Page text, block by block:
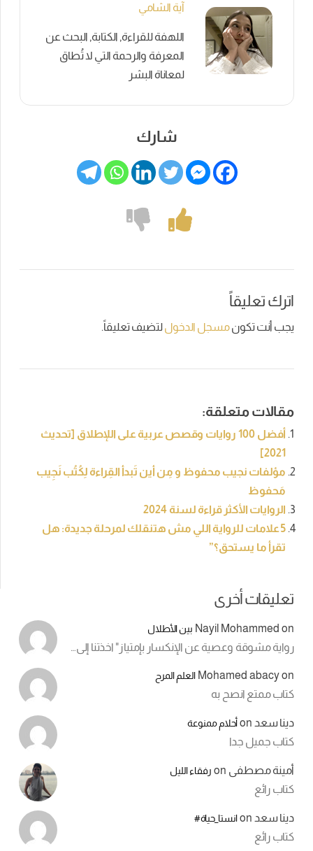
آية الشامي
اللهفة للقراءة, الكتابة, البحث عن
المعرفة والرحمة التي لا تُطاق
لمعاناة البشر
شارك
اترك تعليقاً
يجب أنت تكونمسجل الدخوللتضيف تعليقاً.
مقالات متعلقة:
أفضل 100 روايات وقصص عربية على اللإطلاق [تحديث
2021]
مؤلفات نجيب محفوظ و مِن أين تَبدأ القِراءة لِكُتُب نَجِيب
مَحفوظ
الروايات الأكثر قراءة لسنة 2024
5 علامات للرواية اللي مش هتنقلك لمرحلة جديدة: هل
تقرأ ما يستحق؟”
تعليقات أخرى
Nayil Mohammed on بين الأطلال
رواية مشوقة وعصية عن الإنكسار بإمتياز" اخذتنا إلى…
Mohamed abacyon العلم المرح
كتاب ممتع انصح به
دينا سعد onأحلام ممنوعة
كتاب جميل جدا
أمينة مصطفى on رفقاء الليل
كتاب رائع
دينا سعد onانستا_حياة#
كتاب رائع